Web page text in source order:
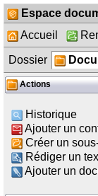
Espace
Accueil
Dossier
Actions
Historique
Ajouter un
Créer un
Rédiger un
Ajouter un